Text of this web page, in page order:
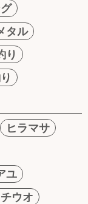
タル
り
ヒラマサ
ユ
ウオ